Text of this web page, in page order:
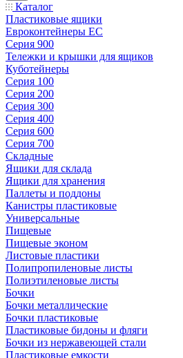
Каталог
Пластиковые ящики
Евроконтейнеры ЕС
Серия 900
Тележки и крышки для ящиков
Куботейнеры
Серия 100
Серия 200
Серия 300
Серия 400
Серия 600
Серия 700
Складные
Ящики для склада
Ящики для хранения
Паллеты и поддоны
Канистры пластиковые
Универсальные
Пищевые
Пищевые эконом
Листовые пластики
Полипропиленовые листы
Полиэтиленовые листы
Бочки
Бочки металлические
Бочки пластиковые
Пластиковые бидоны и фляги
Бочки из нержавеющей стали
Пластиковые емкости